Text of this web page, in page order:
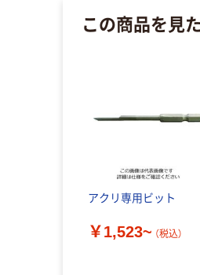
この商品を見
アクリ専用ビット
￥1,523~ （税込）